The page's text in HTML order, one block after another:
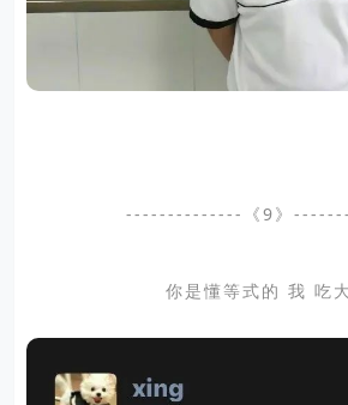
--------------《9》
你是懂等式的 我 吃